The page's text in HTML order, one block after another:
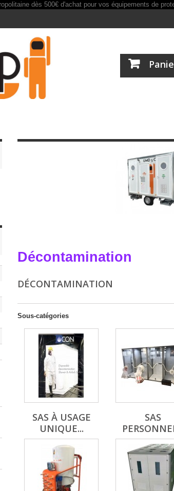
Décontamination
DÉCONTAMINATION
Sous-catégories
SAS À USAGE
UNIQUE...
SAS